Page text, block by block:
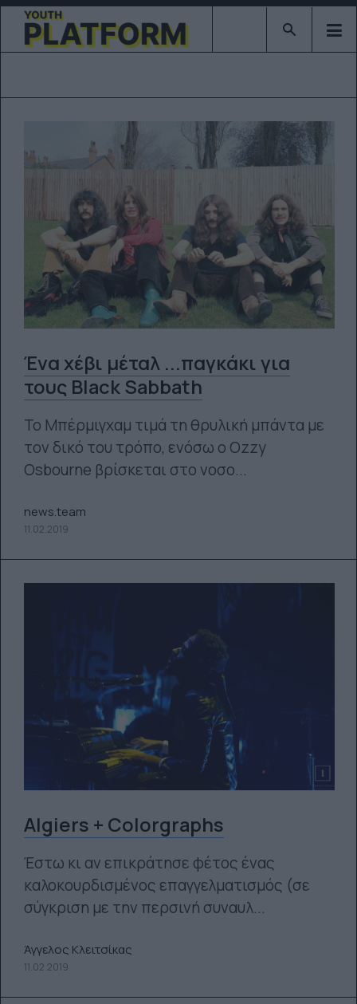
Type 2 or
Ένα χέβι μέταλ ...παγκάκι για
τους Black Sabbath
Το Μπέρμιγχαμ τιμά τη θρυλική μπάντα με
τον δικό του τρόπο, ενόσω ο Ozzy
Osbourne βρίσκεται στο νοσο...
news.team
11.02.2019
Algiers + Colorgraphs
Έστω κι αν επικράτησε φέτος ένας
καλοκουρδισμένος επαγγελματισμός (σε
σύγκριση με την περσινή συναυλ...
Άγγελος Κλειτσίκας
11.02.2019